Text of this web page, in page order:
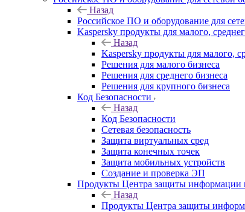
Назад
Российское ПО и оборудование для
Kaspersky продукты для малого,
Назад
Kaspersky продукты для малого,
Решения для малого бизнеса
Решения для среднего бизнеса
Решения для крупного бизнеса
Код Безопасности
Назад
Код Безопасности
Сетевая безопасность
Защита виртуальных сред
Защита конечных точек
Защита мобильных устройств
Создание и проверка ЭП
Продукты Центра защиты информации
Назад
Продукты Центра защиты